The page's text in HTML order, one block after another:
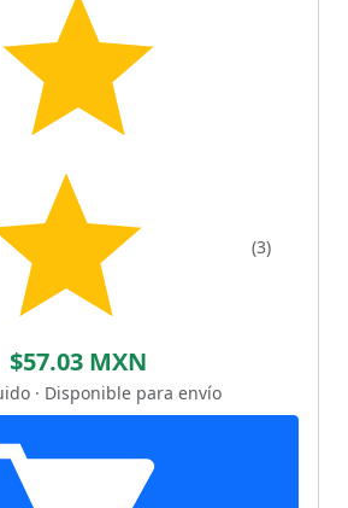
(3)
$57.03 MXN
· Disponible para envío